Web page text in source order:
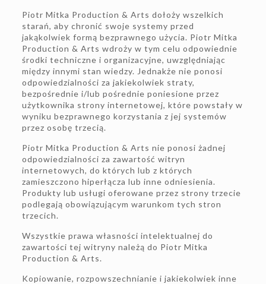
Piotr Mitka Production & Arts dołoży wszelkich
starań, aby chronić swoje systemy przed
jakąkolwiek formą bezprawnego użycia. Piotr Mitka
Production & Arts wdroży w tym celu odpowiednie
środki techniczne i organizacyjne, uwzględniając
między innymi stan wiedzy. Jednakże nie ponosi
odpowiedzialności za jakiekolwiek straty,
bezpośrednie i/lub pośrednie poniesione przez
użytkownika strony internetowej, które powstały w
wyniku bezprawnego korzystania z jej systemów
przez osobę trzecią.
Piotr Mitka Production & Arts nie ponosi żadnej
odpowiedzialności za zawartość witryn
internetowych, do których lub z których
zamieszczono hiperłącza lub inne odniesienia.
Produkty lub usługi oferowane przez strony trzecie
podlegają obowiązującym warunkom tych stron
trzecich.
Wszystkie prawa własności intelektualnej do
zawartości tej witryny należą do Piotr Mitka
Production & Arts.
Kopiowanie, rozpowszechnianie i jakiekolwiek inne